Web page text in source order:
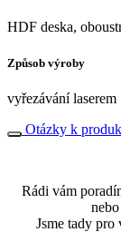
HDF deska,
Způsob výroby
vyřezávání laserem
Otázky k
Rádi vám
Jsme tady pro